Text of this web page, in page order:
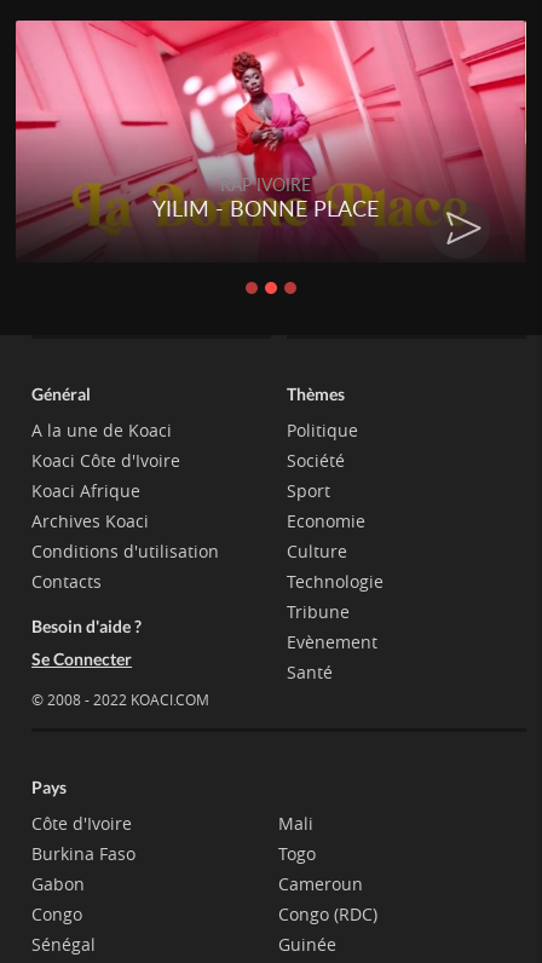
RAP IVOIRE
YILIM - BONNE PLACE
Général
A la une de Koaci
Koaci Côte d'Ivoire
Koaci Afrique
Archives Koaci
Conditions d'utilisation
Contacts
Besoin d'aide ?
Se Connecter
© 2008 - 2022 KOACI.COM
Thèmes
Politique
Société
Sport
Economie
Culture
Technologie
Tribune
Evènement
Santé
Pays
Côte d'Ivoire
Burkina Faso
Gabon
Congo
Sénégal
Mali
Togo
Cameroun
Congo (RDC)
Guinée